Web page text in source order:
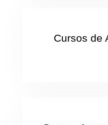
Cursos de